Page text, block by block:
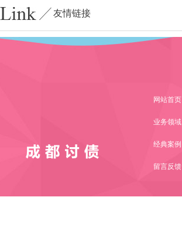
友情链接
网站首页
业务领域
经典案例
留言反馈